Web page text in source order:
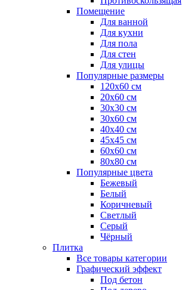
Помещение
Для ванной
Для кухни
Для пола
Для стен
Для улицы
Популярные размеры
120x60 см
20x60 см
30x30 см
30x60 см
40x40 см
45x45 см
60x60 см
80x80 см
Популярные цвета
Бежевый
Белый
Коричневый
Светлый
Серый
Чёрный
Плитка
Все товары категории
Графический эффект
Под бетон